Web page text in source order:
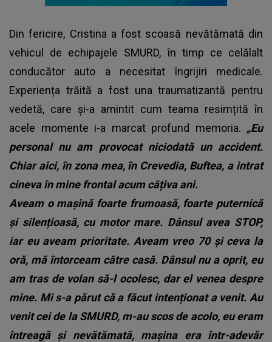
Din fericire, Cristina a fost scoasă nevătămată din
vehicul de echipajele SMURD, în timp ce celălalt
conducător auto a necesitat îngrijiri medicale.
Experiența trăită a fost una traumatizantă pentru
vedetă, care și-a amintit cum teama resimțită în
acele momente i-a marcat profund memoria. „Eu
personal nu am provocat niciodată un accident.
Chiar aici, în zona mea, în Crevedia, Buftea, a intrat
cineva în mine frontal acum câțiva ani.
Aveam o mașină foarte frumoasă, foarte puternică
și silențioasă, cu motor mare. Dânsul avea STOP,
iar eu aveam prioritate. Aveam vreo 70 și ceva la
oră, mă întorceam către casă. Dânsul nu a oprit, eu
am tras de volan să-l ocolesc, dar el venea despre
mine. Mi s-a părut că a făcut intenționat a venit. Au
venit cei de la SMURD, m-au scos de acolo, eu eram
întreagă și nevătămată, mașina era într-adevăr